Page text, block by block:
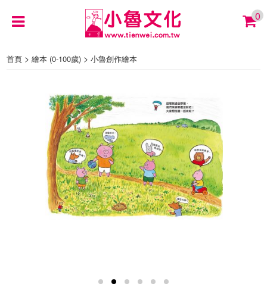
0
首頁 >繪本 (0-100歲) >小魯創作繪本